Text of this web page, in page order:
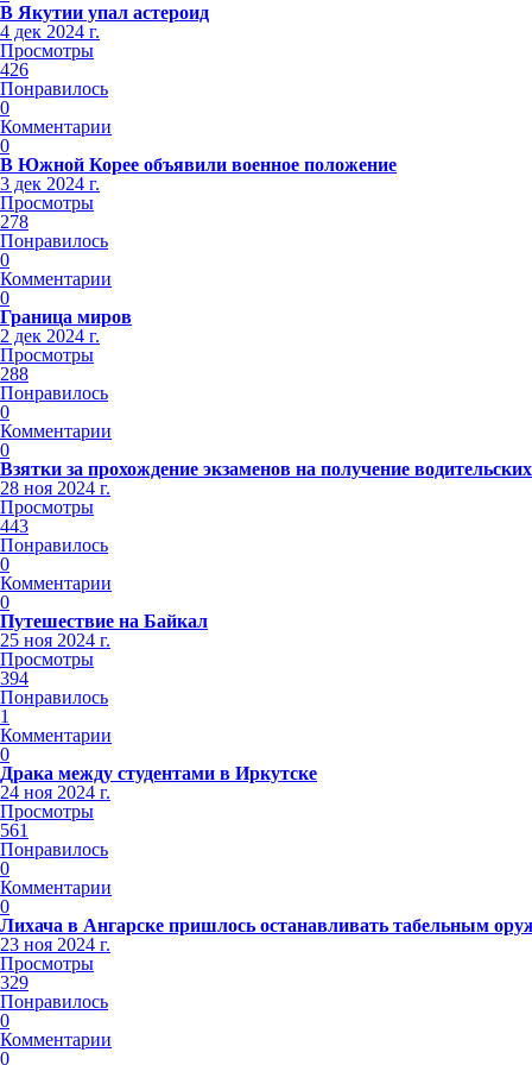
В Якутии упал астероид
4 дек 2024 г.
Просмотры
426
Понравилось
0
Комментарии
0
В Южной Корее объявили военное положение
3 дек 2024 г.
Просмотры
278
Понравилось
0
Комментарии
0
Граница миров
2 дек 2024 г.
Просмотры
288
Понравилось
0
Комментарии
0
Взятки за прохождение экзаменов на получение
28 ноя 2024 г.
Просмотры
443
Понравилось
0
Комментарии
0
Путешествие на Байкал
25 ноя 2024 г.
Просмотры
394
Понравилось
1
Комментарии
0
Драка между студентами в Иркутске
24 ноя 2024 г.
Просмотры
561
Понравилось
0
Комментарии
0
Лихача в Ангарске пришлось останавливать табельным
23 ноя 2024 г.
Просмотры
329
Понравилось
0
Комментарии
0